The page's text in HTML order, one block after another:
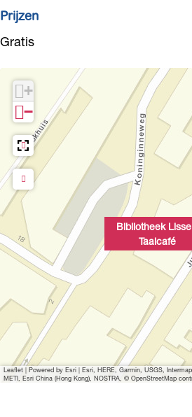
Prijzen
Gratis
Bibliotheek
Taalcafé
+
−
Leaflet | Powered by Esri | Esri, HERE, Garmin, USGS,
METI, Esri China (Hong Kong), NOSTRA, © OpenStreetMap